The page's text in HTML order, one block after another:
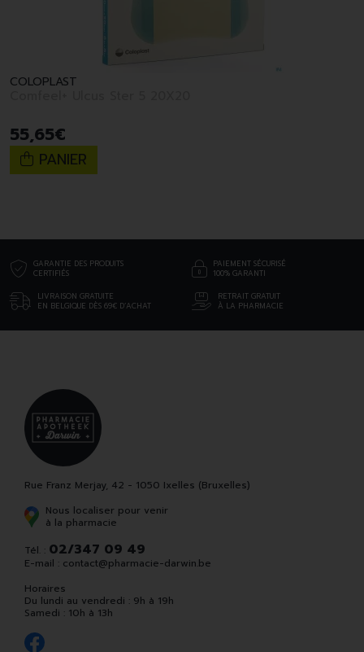
COLOPLAST
55,65€
PANIER
GARANTIE DES PRODUITS
CERTIFIÉS
PAIEMENT SÉCURISÉ
100% GARANTI
LIVRAISON GRATUITE
EN BELGIQUE DÈS 69€ D’ACHAT
RETRAIT GRATUIT
À LA PHARMACIE
Rue Franz Merjay, 42 - 1050 Ixelles (Bruxelles)
Nous localiser pour venir
à la pharmacie
Tél. : 02/347 09 49
E-mail : contact@pharmacie-darwin.be
Horaires
Du lundi au vendredi : 9h à 19h
Samedi : 10h à 13h